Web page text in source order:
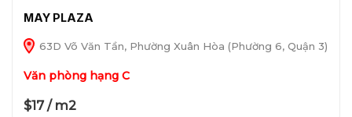
MAY PLAZA
63D Võ Văn Tần, Phường Xuân Hòa (Phường 6, Quận 3)
Văn phòng hạng C
$17 / m2